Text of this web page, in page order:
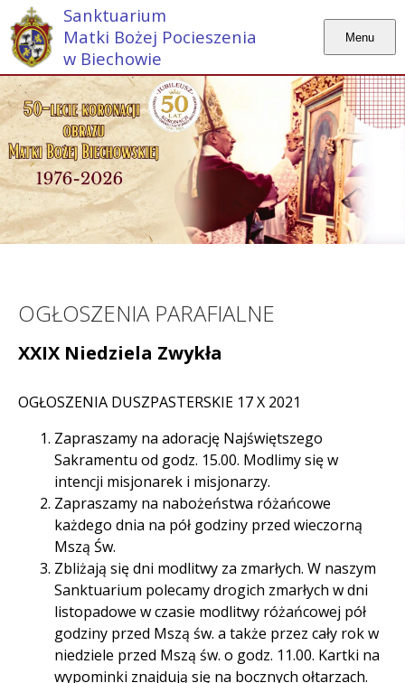
Sanktuarium
Matki Bożej Pocieszenia
w Biechowie
Menu
OGŁOSZENIA PARAFIALNE
XXIX Niedziela Zwykła
OGŁOSZENIA DUSZPASTERSKIE 17 X 2021
Zapraszamy na adorację Najświętszego
Sakramentu od godz. 15.00. Modlimy się w
intencji misjonarek i misjonarzy.
Zapraszamy na nabożeństwa różańcowe
każdego dnia na pół godziny przed wieczorną
Mszą Św.
Zbliżają się dni modlitwy za zmarłych. W naszym
Sanktuarium polecamy drogich zmarłych w dni
listopadowe w czasie modlitwy różańcowej pół
godziny przed Mszą św. a także przez cały rok w
niedziele przed Mszą św. o godz. 11.00. Kartki na
wypominki znajdują się na bocznych ołtarzach.